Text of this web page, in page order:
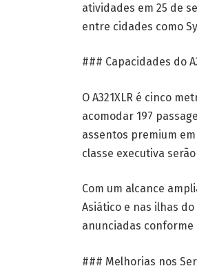
atividades em 25 de
entre cidades como
### Capacidades do
O A321XLR é cinco
acomodar 197
assentos premium
classe executiva
Com um alcance
Asiático e nas ilhas
anunciadas
### Melhorias nos